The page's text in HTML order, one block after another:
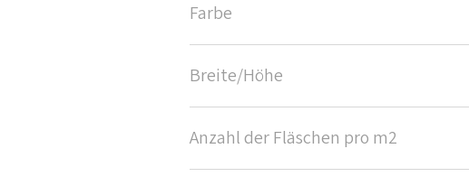
Farbe
Breite/Höhe
Anzahl der Fläschen pro m2